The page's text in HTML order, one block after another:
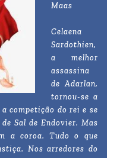
Maas
Celaena
Sardothien,
a melhor
assassina
de Adarlan,
tornou-se a
competição do rei e se
Sal de Endovier. Mas
a coroa. Tudo o que
Nos arredores do